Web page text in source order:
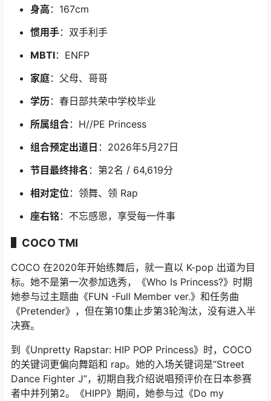
身高 ：167cm
惯用手：双手利手
MBTI：ENFP
家庭：父母、哥哥
学历：春日部共荣中学校毕业
所属组合：H//PE Princess
组合预定出道日 ：2026年5月27日
节目最终排名 ：第2名 / 64,619分
相对定位：领舞、领 Rap
座右铭 ：不忘感恩，享受每一件事
▌COCO TMI
COCO 在2020年开始练舞后，就一直以 K-pop 出道为目
标。她不是第一次参加选秀，《Who Is Princess?》时期
她参与过主题曲《FUN -Full Member ver.》和任务曲
《Pretender》，但在第10集止步第3轮淘汰，没有进入半
决赛。
到《Unpretty Rapstar: HIP POP Princess》时，COCO
的关键词更偏向舞蹈和 rap。她的入场关键词是“Street
Dance Fighter J”，初期自我介绍说唱预评价在日本参赛
者中并列第2。《HIPP》期间，她参与过《Do my